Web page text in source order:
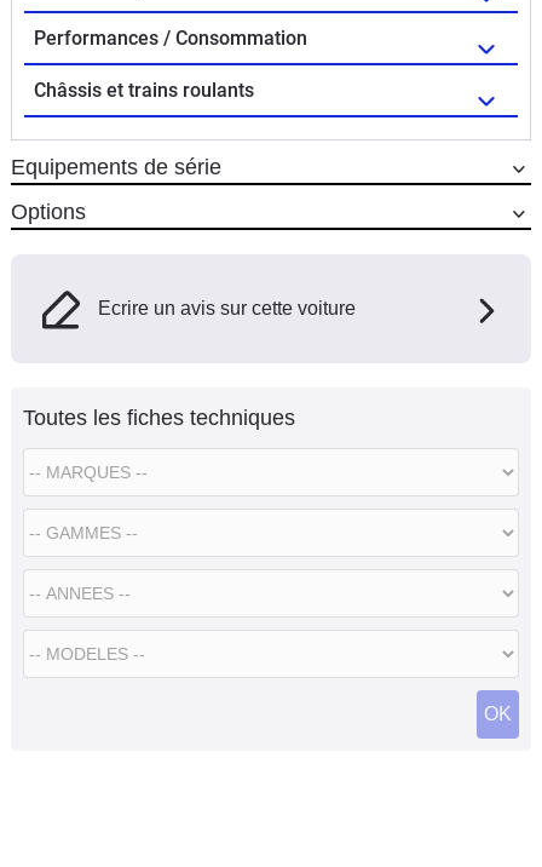
Performances / Consommation
Châssis et trains roulants
Equipements de série
Options
Ecrire un avis sur cette voiture
Toutes les fiches techniques